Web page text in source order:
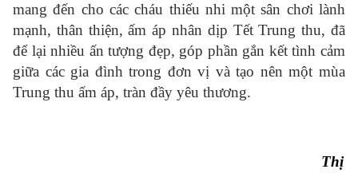
mang đến cho các cháu thiếu nhi một sân chơi lành
mạnh, thân thiện, ấm áp nhân dịp Tết Trung thu, đã
để lại nhiều ấn tượng đẹp, góp phần gắn kết tình cảm
giữa các gia đình trong đơn vị và tạo nên một mùa
Trung thu ấm áp, tràn đầy yêu thương.
Thị